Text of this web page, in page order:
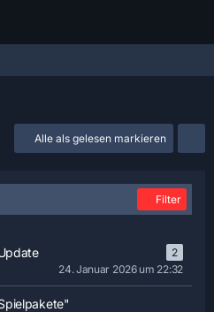
Alle als gelesen markieren
Filter
2
24. Januar 2026 um 22:32